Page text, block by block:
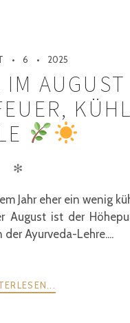
6 2025
IM AUGUST
✻
Jahr eher ein wenig
August ist der
Ayurveda-Lehre....